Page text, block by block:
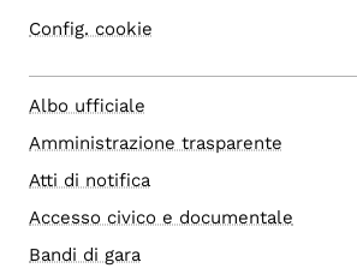
Config. cookie
Albo ufficiale
Amministrazione trasparente
Atti di notifica
Accesso civico e documentale
Bandi di gara